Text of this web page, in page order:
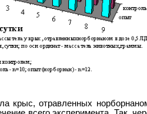
крыс, отравленных